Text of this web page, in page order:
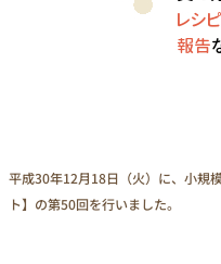
平成30年12月18日（火）に、小規
ト】の第50回を行いました。